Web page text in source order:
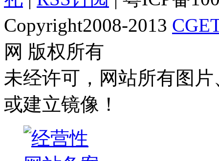
Copyright2008-2013
网 版权所有
未经许可，网站所有图
或建立镜像！